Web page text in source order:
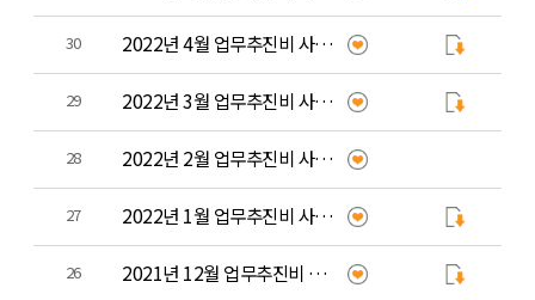
30 2022년 4월 업무추진비 사용 내역
29 2022년 3월 업무추진비 사용 내역
28 2022년 2월 업무추진비 사용 내역
27 2022년 1월 업무추진비 사용 내역
26 2021년 12월 업무추진비 사용 내역